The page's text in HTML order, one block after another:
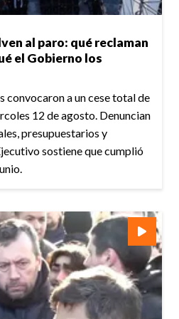
al paro: qué reclaman
el Gobierno los
convocaron a un cese total de
12 de agosto. Denuncian
presupuestarios y
sostiene que cumplió